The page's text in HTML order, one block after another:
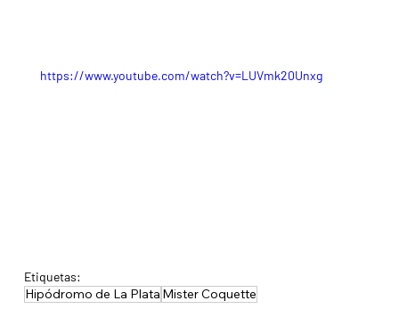
https://www.youtube.com/watch?v=LUVmk20Unxg
Etiquetas:
Hipódromo de La Plata Mister Coquette